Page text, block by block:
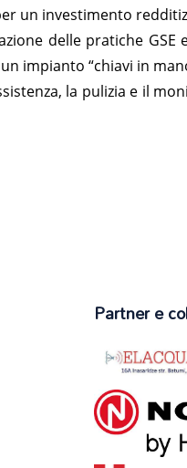
un investimento
delle pratiche GSE
impianto “chiavi in
la pulizia e il
Partner e